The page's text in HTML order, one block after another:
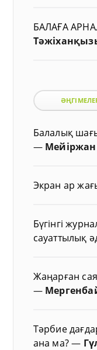
БАЛАҒА
Балалық
—
Экран ар
Бүгінгі
сауаттылық
Жаңарған
—
Тәрбие
ана ма?—